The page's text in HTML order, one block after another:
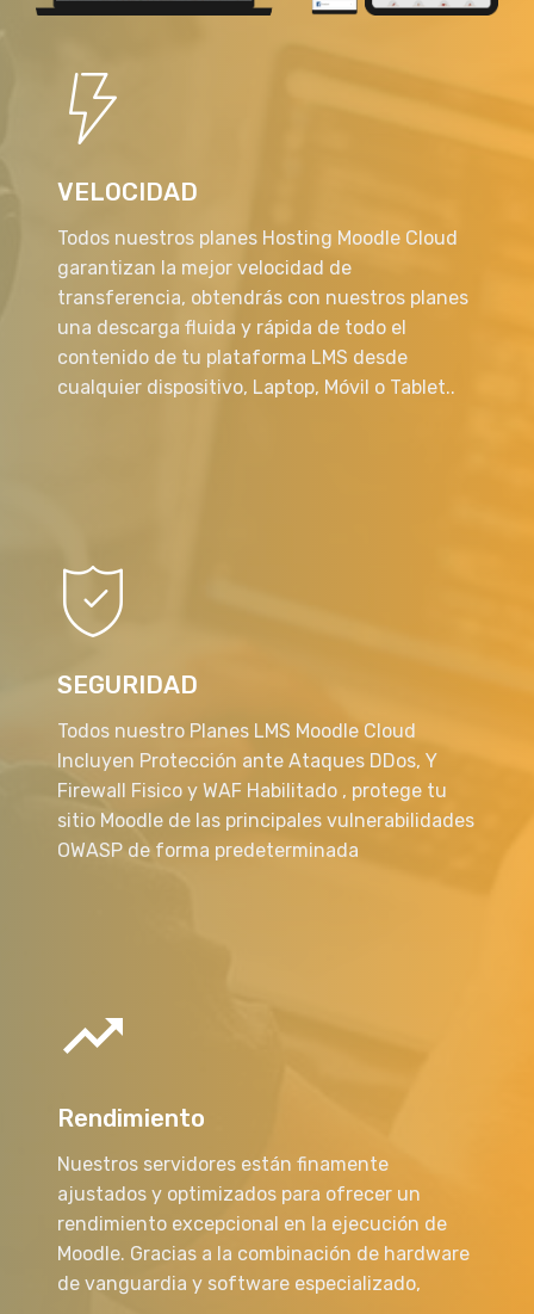
VELOCIDAD
Todos nuestros planes Hosting Moodle Cloud
garantizan la mejor velocidad de
transferencia, obtendrás con nuestros planes
una descarga fluida y rápida de todo el
contenido de tu plataforma LMS desde
cualquier dispositivo, Laptop, Móvil o Tablet..
SEGURIDAD
Todos nuestro Planes LMS Moodle Cloud
Incluyen Protección ante Ataques DDos, Y
Firewall Fisico y WAF Habilitado , protege tu
sitio Moodle de las principales vulnerabilidades
OWASP de forma predeterminada
Rendimiento
Nuestros servidores están finamente
ajustados y optimizados para ofrecer un
rendimiento excepcional en la ejecución de
Moodle. Gracias a la combinación de hardware
de vanguardia y software especializado,